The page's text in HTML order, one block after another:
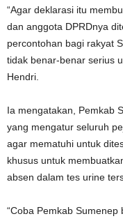
“Agar deklarasi itu
dan anggota DPRDnya
percontohan bagi rakyat
tidak benar-benar serius
Hendri.
Ia mengatakan, Pemkab
yang mengatur seluruh
agar mematuhi untuk
khusus untuk
absen dalam tes urine
“Coba Pemkab